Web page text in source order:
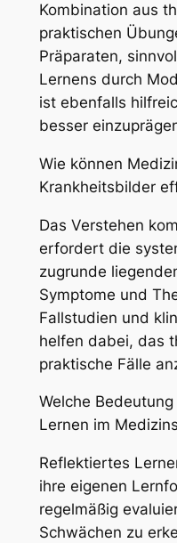
Kombination aus
praktischen
Präparaten,
Lernens durch
ist ebenfalls
besser
Wie können
Krankheitsbilder
Das Verstehen
erfordert die
zugrunde
Symptome und
Fallstudien und
helfen dabei, das
praktische Fälle
Welche
Lernen im
Reflektiertes
ihre eigenen
regelmäßig
Schwächen zu